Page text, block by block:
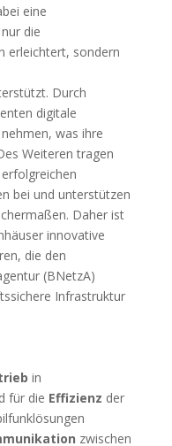
eine
die
erleichtert, sondern
Durch
digitale
was ihre
Weiteren tragen
bei und unterstützen
Daher ist
innovative
die den
(BNetzA)
Infrastruktur
in
für die Effizienz der
zwischen